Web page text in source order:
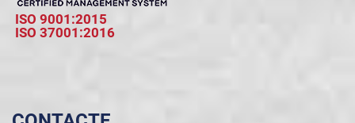
ISO 9001:2015
ISO 37001:2016